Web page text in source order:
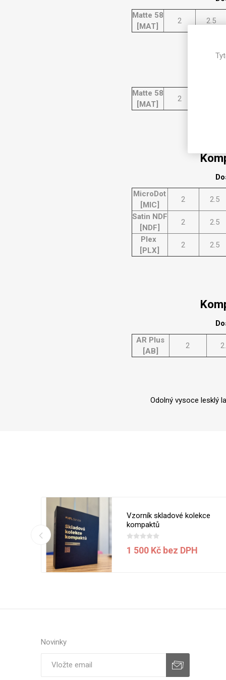
Matte 58
[MAT]
2 2.5
Matte 58
[MAT]
2
MicroDot
[MIC]
2 2.5
Satin NDF
[NDF]
2 2.5
Plex
[PLX]
2 2.5
AR Plus
[AB]
2
Odolný vysoce lesklý
Vzorník skladové kolekce
kompaktů
1 500 Kč bez DPH
Novinky